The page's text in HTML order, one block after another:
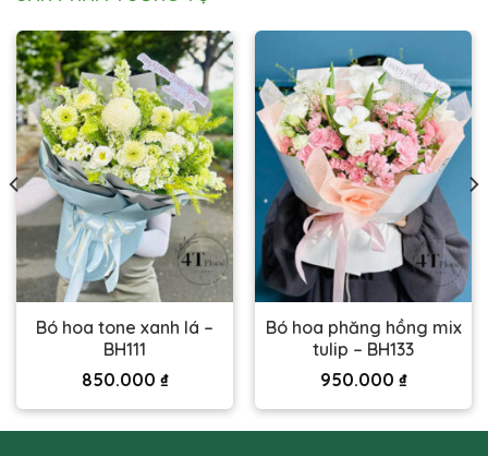
Bó hoa tone xanh lá –
BH111
850.000 ₫
Bó hoa phăng hồng mix
tulip – BH133
950.000 ₫